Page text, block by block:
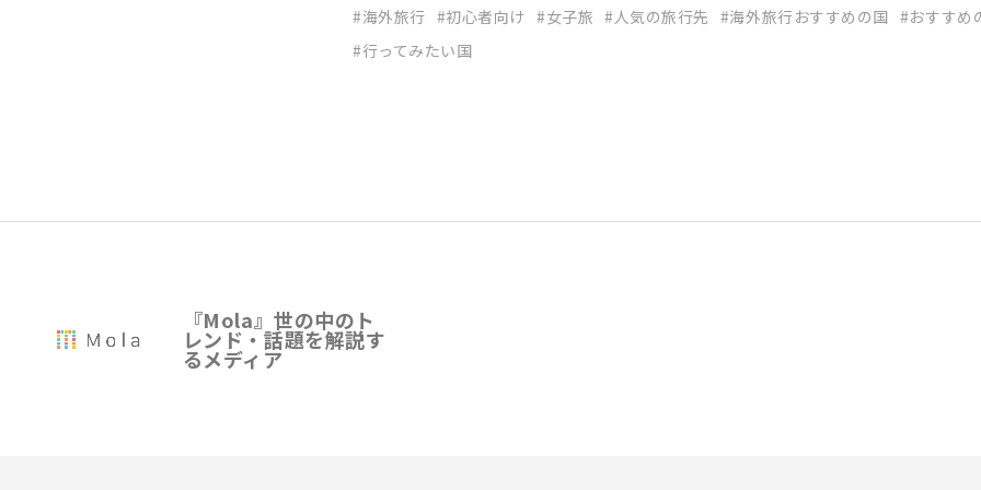
海外旅行 初心者向け 女子旅 人気の旅行先 海外旅行おすすめの国
おすすめ
行ってみたい国
『Mola』世の中のト
レンド・話題を解説す
るメディア